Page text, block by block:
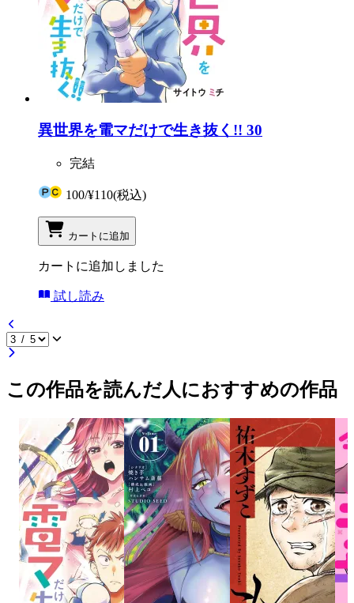
異世界を電マだけで生き抜く!! 30
完結
100/¥110(税込)
カートに追加
カートに追加しました
試し読み
この作品を読んだ人におすすめの作品